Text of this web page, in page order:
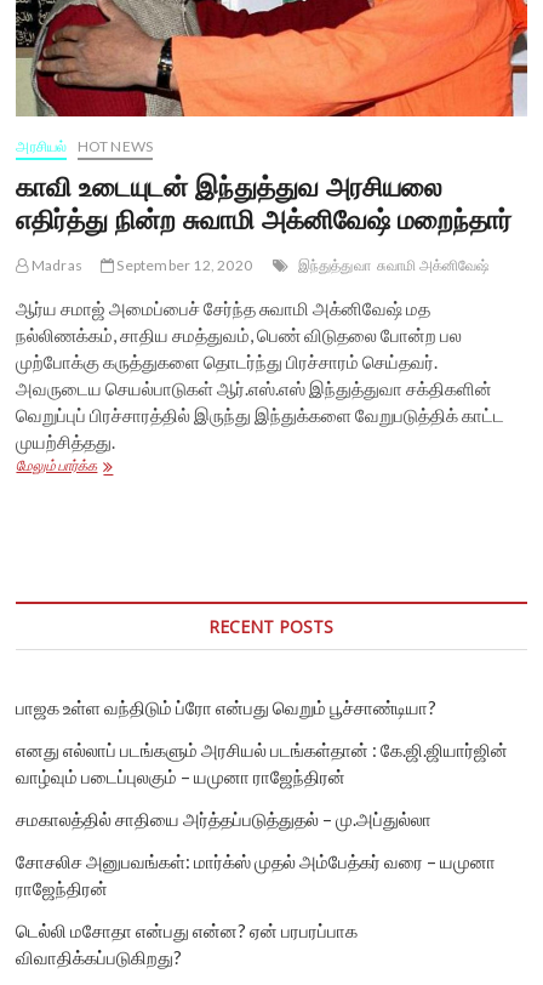
அரசியல் HOT NEWS
காவி உடையுடன் இந்துத்துவ அரசியலை
எதிர்த்து நின்ற சுவாமி அக்னிவேஷ் மறைந்தார்
Madras September 12, 2020 இந்துத்துவா சுவாமி அக்னிவேஷ்
ஆர்ய சமாஜ் அமைப்பைச் சேர்ந்த சுவாமி அக்னிவேஷ் மத
நல்லிணக்கம், சாதிய சமத்துவம், பெண் விடுதலை போன்ற பல
முற்போக்கு கருத்துகளை தொடர்ந்து பிரச்சாரம் செய்தவர்.
அவருடைய செயல்பாடுகள் ஆர்.எஸ்.எஸ் இந்துத்துவா சக்திகளின்
வெறுப்புப் பிரச்சாரத்தில் இருந்து இந்துக்களை வேறுபடுத்திக் காட்ட
முயற்சித்தது.
மேலும் பார்க்ககாவி
RECENT POSTS
பாஜக உள்ள வந்திடும் ப்ரோ என்பது வெறும் பூச்சாண்டியா?
எனது எல்லாப் படங்களும் அரசியல் படங்கள்தான் : கே.ஜி.ஜியார்ஜின்
வாழ்வும் படைப்புலகும் – யமுனா ராஜேந்திரன்
சமகாலத்தில் சாதியை அர்த்தப்படுத்துதல் – மு.அப்துல்லா
சோசலிச அனுபவங்கள்: மார்க்ஸ் முதல் அம்பேத்கர் வரை – யமுனா
ராஜேந்திரன்
டெல்லி மசோதா என்பது என்ன? ஏன் பரபரப்பாக
விவாதிக்கப்படுகிறது?